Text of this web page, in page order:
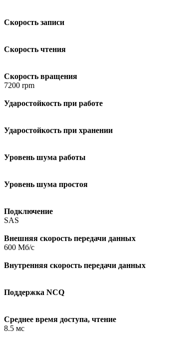
Скорость записи
Скорость чтения
Скорость вращения
7200 rpm
Ударостойкость при работе
Ударостойкость при хранении
Уровень шума работы
Уровень шума простоя
Подключение
SAS
Внешняя скорость передачи данных
600 Мб/с
Внутренняя скорость передачи данных
Поддержка NCQ
Среднее время доступа, чтение
8.5 мс